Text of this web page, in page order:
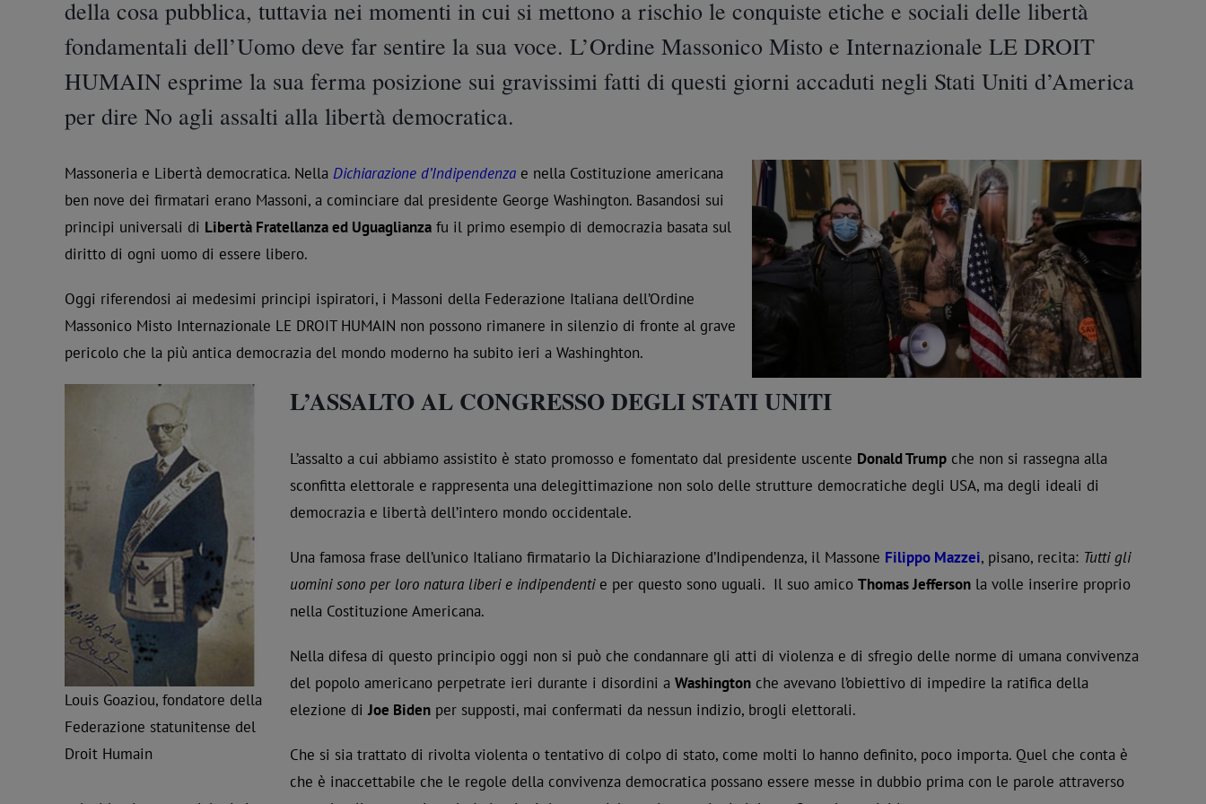
della cosa pubblica, tuttavia nei momenti in cui si mettono a rischio le conquiste etiche e sociali delle libertà
fondamentali dell’Uomo deve far sentire la sua voce. L’Ordine Massonico Misto e Internazionale LE DROIT
HUMAIN esprime la sua ferma posizione sui gravissimi fatti di questi giorni accaduti negli Stati Uniti d’America
per dire No agli assalti alla libertà democratica.
Massoneria e Libertà democratica. Nella Dichiarazione d’Indipendenza e nella Costituzione americana
ben nove dei firmatari erano Massoni, a cominciare dal presidente George Washington. Basandosi sui
principi universali di Libertà Fratellanza ed Uguaglianza fu il primo esempio di democrazia basata sul
diritto di ogni uomo di essere libero.
Oggi riferendosi ai medesimi principi ispiratori, i Massoni della Federazione Italiana dell’Ordine
Massonico Misto Internazionale LE DROIT HUMAIN non possono rimanere in silenzio di fronte al grave
pericolo che la più antica democrazia del mondo moderno ha subito ieri a Washinghton.
Louis Goaziou, fondatore della
Federazione statunitense del
Droit Humain
L’ASSALTO AL CONGRESSO DEGLI STATI UNITI
L’assalto a cui abbiamo assistito è stato promosso e fomentato dal presidente uscente Donald Trump che non si rassegna alla
sconfitta elettorale e rappresenta una delegittimazione non solo delle strutture democratiche degli USA, ma degli ideali di
democrazia e libertà dell’intero mondo occidentale.
Una famosa frase dell’unico Italiano firmatario la Dichiarazione d’Indipendenza, il Massone Filippo Mazzei, pisano, recita: Tutti gli
uomini sono per loro natura liberi e indipendentie per questo sono uguali. Il suo amico Thomas Jefferson la volle inserire proprio
nella Costituzione Americana.
Nella difesa di questo principio oggi non si può che condannare gli atti di violenza e di sfregio delle norme di umana convivenza
del popolo americano perpetrate ieri durante i disordini a Washington che avevano l’obiettivo di impedire la ratifica della
elezione diJoe Biden per supposti, mai confermati da nessun indizio, brogli elettorali.
Che si sia trattato di rivolta violenta o tentativo di colpo di stato, come molti lo hanno definito, poco importa. Quel che conta è
che è inaccettabile che le regole della convivenza democratica possano essere messe in dubbio prima con le parole attraverso